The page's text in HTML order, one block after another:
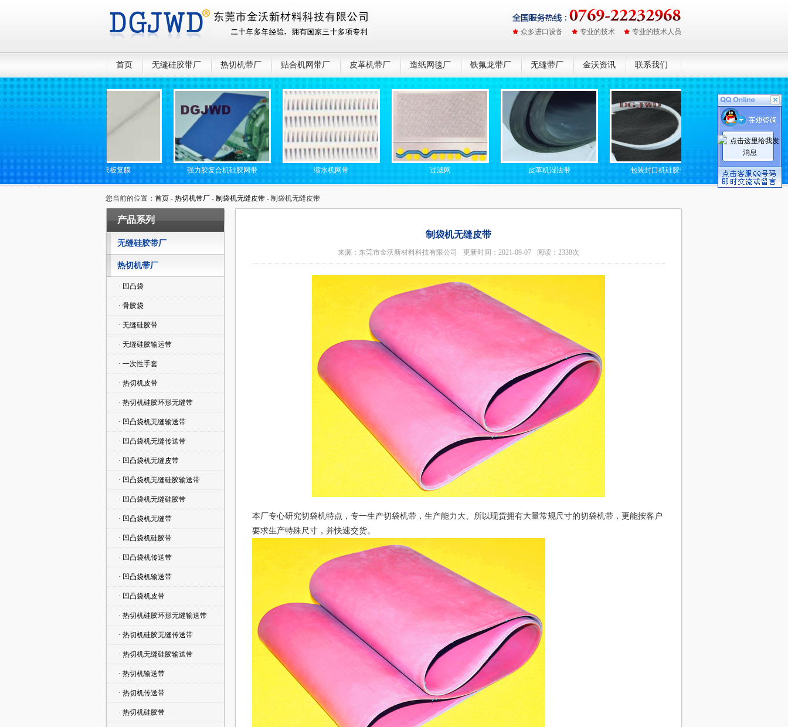
众多进口设备 专业的技术 专业的技术人员
首页 无缝硅胶带厂 热切机带厂 贴合机网带厂 皮革机带厂 造纸网毯厂 铁氟龙带厂 无缝带厂 金沃资讯 联系我们
光伏板复膜 强力胶复合机硅胶网带 缩水机网带 过滤网 皮革机湿法带 包装封口机硅胶带 防静电无缝高温输送带
您当前的位置： 首页 - 热切机带厂 - 制袋机无缝皮带 - 制袋机无缝皮带
产品系列
无缝硅胶带厂
热切机带厂
· 凹凸袋
· 骨胶袋
· 无缝硅胶带
· 无缝硅胶输运带
· 一次性手套
· 热切机皮带
· 热切机硅胶环形无缝带
· 凹凸袋机无缝输送带
· 凹凸袋机无缝传送带
· 凹凸袋机无缝皮带
· 凹凸袋机无缝硅胶输送带
· 凹凸袋机无缝硅胶带
· 凹凸袋机无缝带
· 凹凸袋机硅胶带
· 凹凸袋机传送带
· 凹凸袋机输送带
· 凹凸袋机皮带
· 热切机硅胶环形无缝输送带
· 热切机硅胶无缝传送带
· 热切机无缝硅胶输送带
· 热切机输送带
· 热切机传送带
· 热切机硅胶带
制袋机无缝皮带
来源：东莞市金沃新材料科技有限公司 更新时间：2021-09-07 阅读：2338次
本厂专心研究切袋机特点，专一生产切袋机带，生产能力大、所以现货拥有大量常规尺寸的切袋机带，更能按客户
要求生产特殊尺寸，并快速交货。